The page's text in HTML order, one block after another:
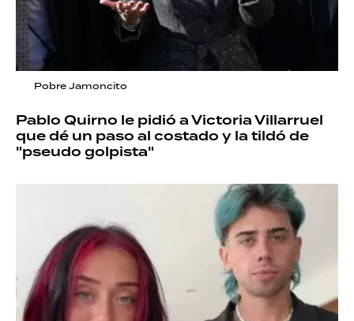
Pobre Jamoncito
Pablo Quirno le pidió a Victoria Villarruel
que dé un paso al costado y la tildó de
"pseudo golpista"